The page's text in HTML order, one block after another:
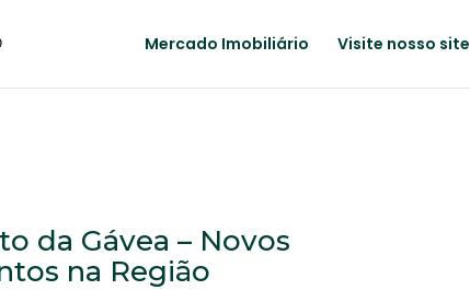
Mercado Imobiliário Visite nosso site
da Gávea – Novos
na Região